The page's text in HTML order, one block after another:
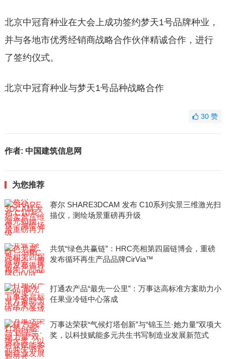
北京中冠育种业在大会上成功签约梦天1号品牌种业，
并与各地市优秀经销商战略合作伙伴精诚合作，进行
了签约仪式。
北京中冠育种业与梦天1号品种战略合作
30赞
作者: 中国建筑信息网
为您推荐
赛尔 SHARE3DCAM 发布 C10系列实景三维激光扫
描仪，测绘场景重磅再升级
共筑“绿色共赢链”：HRC亮相第四届链博会，重磅
发布循环再生产品品牌CirVia™
打通农产品“最先一公里”：万事达高标准方案助力小
任果业冷链中心落成
万事达荣获“气候灯塔创新”与“锦玉兰·她力量”双项大
奖，以科技赋能多元共生书写制造业发展新范式